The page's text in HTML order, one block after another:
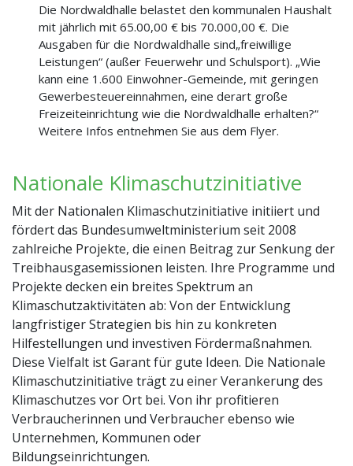
Die Nordwaldhalle belastet den kommunalen Haushalt
mit jährlich mit 65.00,00 € bis 70.000,00 €. Die
Ausgaben für die Nordwaldhalle sind„freiwillige
Leistungen“ (außer Feuerwehr und Schulsport). „Wie
kann eine 1.600 Einwohner-Gemeinde, mit geringen
Gewerbesteuereinnahmen, eine derart große
Freizeiteinrichtung wie die Nordwaldhalle erhalten?“
Weitere Infos entnehmen Sie aus dem Flyer.
Nationale Klimaschutzinitiative
Mit der Nationalen Klimaschutzinitiative initiiert und
fördert das Bundesumweltministerium seit 2008
zahlreiche Projekte, die einen Beitrag zur Senkung der
Treibhausgasemissionen leisten. Ihre Programme und
Projekte decken ein breites Spektrum an
Klimaschutzaktivitäten ab: Von der Entwicklung
langfristiger Strategien bis hin zu konkreten
Hilfestellungen und investiven Fördermaßnahmen.
Diese Vielfalt ist Garant für gute Ideen. Die Nationale
Klimaschutzinitiative trägt zu einer Verankerung des
Klimaschutzes vor Ort bei. Von ihr profitieren
Verbraucherinnen und Verbraucher ebenso wie
Unternehmen, Kommunen oder
Bildungseinrichtungen.